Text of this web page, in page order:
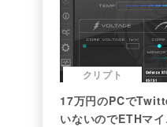
クリプト
17万円のPCで
いないのでETHマ